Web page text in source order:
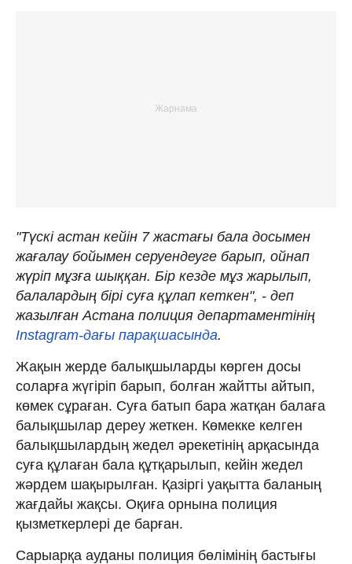
"Түскі астан кейін 7 жастағы бала досымен
жағалау бойымен серуендеуге барып, ойнап
жүріп мұзға шыққан. Бір кезде мұз жарылып,
балалардың бірі суға құлап кеткен", - деп
жазылған Астана полиция департаментінің
Instagram-дағы парақшасында.
Жақын жерде балықшыларды көрген досы
соларға жүгіріп барып, болған жайтты айтып,
көмек сұраған. Суға батып бара жатқан балаға
балықшылар дереу жеткен. Көмекке келген
балықшылардың жедел әрекетінің арқасында
суға құлаған бала құтқарылып, кейін жедел
жәрдем шақырылған. Қазіргі уақытта баланың
жағдайы жақсы. Оқиға орнына полиция
қызметкерлері де барған.
Сарыарқа ауданы полиция бөлімінің бастығы